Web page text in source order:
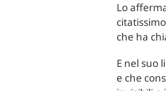
Lo
che ha
E nel suo
e che